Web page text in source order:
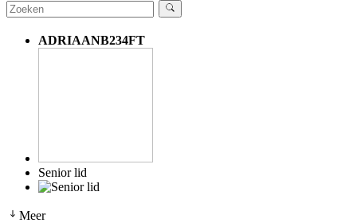
ADRIAANB234FT
Senior lid
Meer